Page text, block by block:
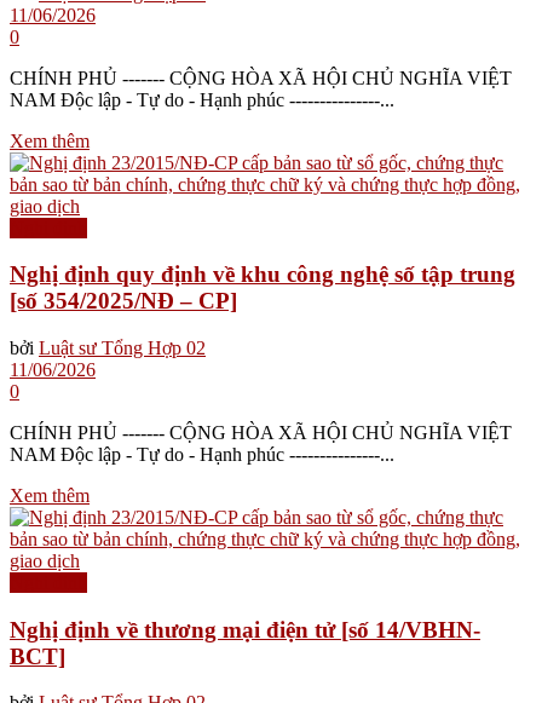
11/06/2026
0
CHÍNH PHỦ ------- CỘNG HÒA XÃ HỘI CHỦ NGHĨA VIỆT
NAM Độc lập - Tự do - Hạnh phúc ---------------...
Xem thêm
Nghị định quy định về khu công nghệ số tập trung
[số 354/2025/NĐ – CP]
bởi Luật sư Tổng Hợp 02
11/06/2026
0
CHÍNH PHỦ ------- CỘNG HÒA XÃ HỘI CHỦ NGHĨA VIỆT
NAM Độc lập - Tự do - Hạnh phúc ---------------...
Xem thêm
Nghị định về thương mại điện tử [số 14/VBHN-
BCT]